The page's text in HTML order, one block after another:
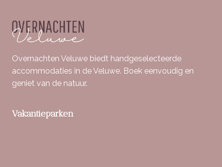
Overnachten Veluwe biedt handgeselecteerde
accommodaties in de Veluwe. Boek eenvoudig en
geniet van de natuur.
Vakantieparken